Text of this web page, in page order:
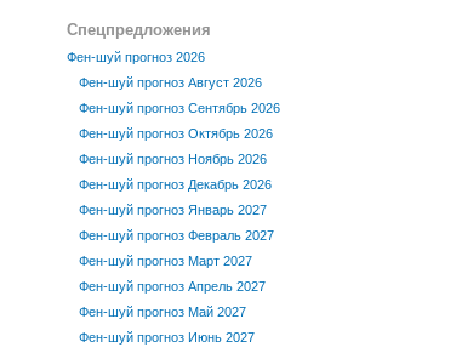
Спецпредложения
Фен-шуй прогноз 2026
Фен-шуй прогноз Август 2026
Фен-шуй прогноз Сентябрь 2026
Фен-шуй прогноз Октябрь 2026
Фен-шуй прогноз Ноябрь 2026
Фен-шуй прогноз Декабрь 2026
Фен-шуй прогноз Январь 2027
Фен-шуй прогноз Февраль 2027
Фен-шуй прогноз Март 2027
Фен-шуй прогноз Апрель 2027
Фен-шуй прогноз Май 2027
Фен-шуй прогноз Июнь 2027